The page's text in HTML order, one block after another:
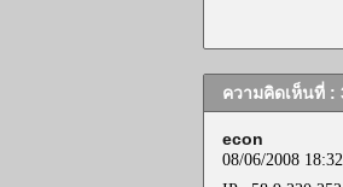
ความคิดเห็นที่ :
econ
08/06/2008